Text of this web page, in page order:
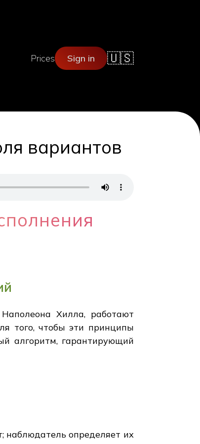
Prices Sign in 🇺🇸
вариантов
Хилла, работают
того, чтобы эти принципы
алгоритм, гарантирующий
наблюдатель определяет их